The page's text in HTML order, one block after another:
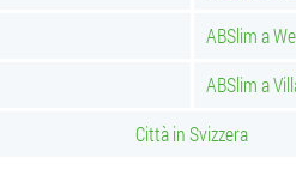
ABSlim a
ABSlim a
Città in Svizzera